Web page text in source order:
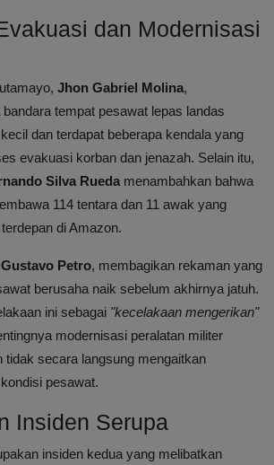
dan Modernisasi
Jhon Gabriel Molina,
tempat pesawat lepas landas
dan terdapat beberapa kendala yang
evakuasi korban dan jenazah. Selain itu,
Silva Rueda menambahkan bahwa
114 tentara dan 11 awak yang
di Amazon.
Gustavo Petro, membagikan rekaman yang
berusaha naik sebelum akhirnya jatuh.
ini sebagai "kecelakaan mengerikan"
modernisasi peralatan militer
tidak secara langsung mengaitkan
pesawat.
Insiden Serupa
insiden kedua yang melibatkan